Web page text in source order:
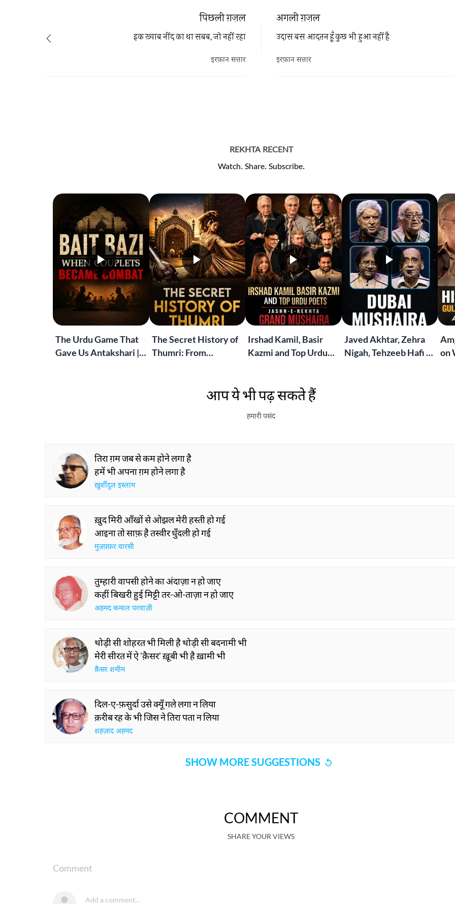
अगली ग़ज़ल
उदास बस आदतन हूँ कुछ भी हुआ नहीं है
इरफ़ान सत्तार
पिछली ग़ज़ल
इक ख़्वाब नींद का था सबब, जो नहीं रहा
इरफ़ान सत्तार
REKHTA RECENT
Watch. Share. Subscribe.
The Urdu Game That
Gave Us Antakshari |
The Secret History of
Thumri: From
Irshad Kamil, Basir
Kazmi and Top Urdu
London Grand
Mushaira
Javed Akhtar, Zehra
Nigah, Tehzeeb Hafi &
on
आप ये भी पढ़ सकते हैं
हमारी पसंद
तिरा ग़म जब से कम होने लगा है
हमें भी अपना ग़म होने लगा है
ख़ुर्शीदुल इस्लाम
ख़ुद मिरी आँखों से ओझल मेरी हस्ती हो गई
आइना तो साफ़ है तस्वीर धुँदली हो गई
मुज़फ़्फ़र वारसी
तुम्हारी वापसी होने का अंदाज़ा न हो जाए
कहीं बिखरी हुई मिट्टी तर-ओ-ताज़ा न हो जाए
अहमद कमाल परवाज़ी
थोड़ी सी शोहरत भी मिली है थोड़ी सी बदनामी भी
मेरी सीरत में ऐ 'क़ैसर' ख़ूबी भी है ख़ामी भी
क़ैसर शमीम
दिल-ए-फ़सुर्दा उसे क्यूँ गले लगा न लिया
क़रीब रह के भी जिस ने तिरा पता न लिया
शहज़ाद अहमद
SHOW MORE SUGGESTIONS
COMMENT
SHARE YOUR VIEWS
Comment